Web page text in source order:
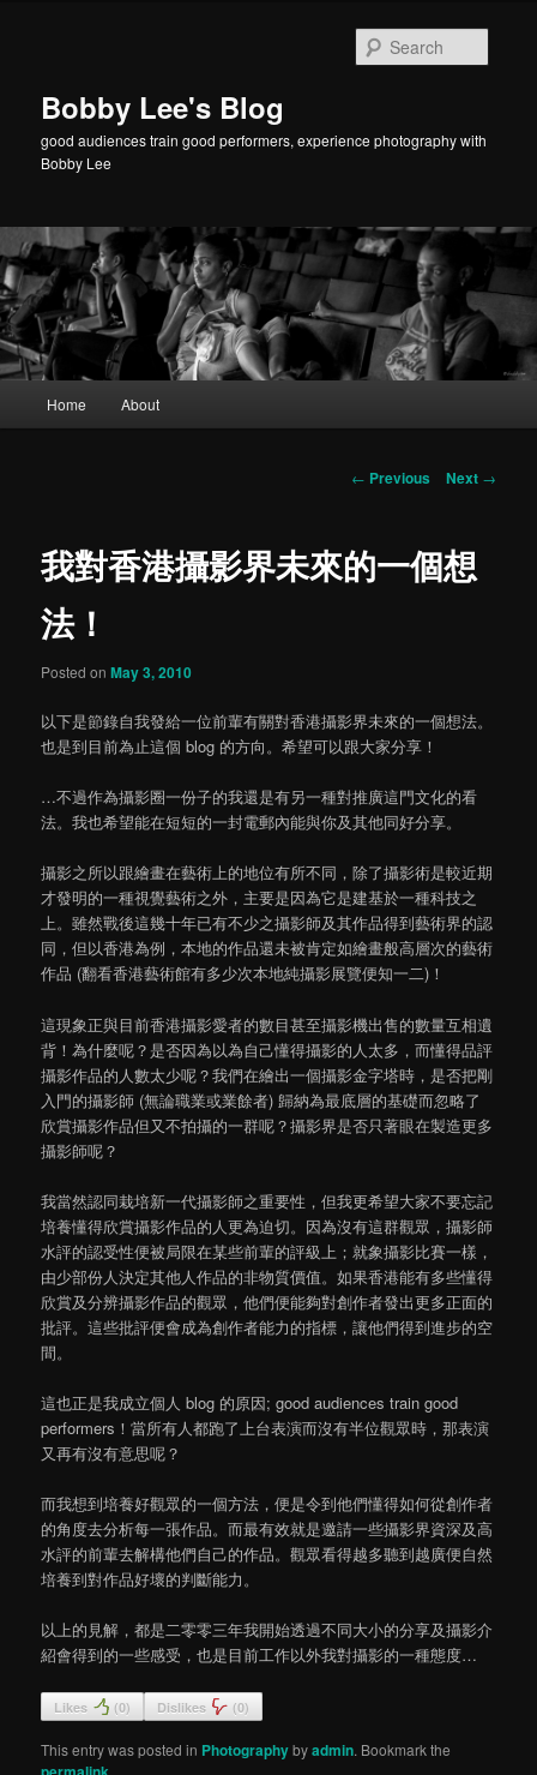
Bobby Lee's Blog
good audiences train good performers, experience photography with
Bobby Lee
Skip
content
Home About
Post
← Previous Next →
我對香港攝影界未來的一個想
法！
Posted onMay 3, 2010
以下是節錄自我發給一位前輩有關對香港攝影界未來的一個想法。
也是到目前為止這個 blog 的方向。希望可以跟大家分享！
…不過作為攝影圈一份子的我還是有另一種對推廣這門文化的看
法。我也希望能在短短的一封電郵內能與你及其他同好分享。
攝影之所以跟繪畫在藝術上的地位有所不同，除了攝影術是較近期
才發明的一種視覺藝術之外，主要是因為它是建基於一種科技之
上。雖然戰後這幾十年已有不少之攝影師及其作品得到藝術界的認
同，但以香港為例，本地的作品還未被肯定如繪畫般高層次的藝術
作品 (翻看香港藝術館有多少次本地純攝影展覽便知一二)！
這現象正與目前香港攝影愛者的數目甚至攝影機出售的數量互相遺
背！為什麼呢？是否因為以為自己懂得攝影的人太多，而懂得品評
攝影作品的人數太少呢？我們在繪出一個攝影金字塔時，是否把剛
入門的攝影師 (無論職業或業餘者) 歸納為最底層的基礎而忽略了
欣賞攝影作品但又不拍攝的一群呢？攝影界是否只著眼在製造更多
攝影師呢？
我當然認同栽培新一代攝影師之重要性，但我更希望大家不要忘記
培養懂得欣賞攝影作品的人更為迫切。因為沒有這群觀眾，攝影師
水評的認受性便被局限在某些前輩的評級上；就象攝影比賽一樣，
由少部份人決定其他人作品的非物質價值。如果香港能有多些懂得
欣賞及分辨攝影作品的觀眾，他們便能夠對創作者發出更多正面的
批評。這些批評便會成為創作者能力的指標，讓他們得到進步的空
間。
這也正是我成立個人 blog 的原因; good audiences train good
performers！當所有人都跑了上台表演而沒有半位觀眾時，那表演
又再有沒有意思呢？
而我想到培養好觀眾的一個方法，便是令到他們懂得如何從創作者
的角度去分析每一張作品。而最有效就是邀請一些攝影界資深及高
水評的前輩去解構他們自己的作品。觀眾看得越多聽到越廣便自然
培養到對作品好壞的判斷能力。
以上的見解，都是二零零三年我開始透過不同大小的分享及攝影介
紹會得到的一些感受，也是目前工作以外我對攝影的一種態度…
Likes (0) Dislikes (0)
This entry was posted in Photographybyadmin. Bookmark the